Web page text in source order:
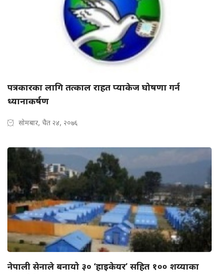
पत्रकारका लागि तत्काल राहत प्याकेज घोषणा गर्न
ध्यानाकर्षण
सोमबार, चैत २४, २०७६
नेपाली सेनाले बनायो ३० ‘हाइकेयर’ सहित १०० शय्याका